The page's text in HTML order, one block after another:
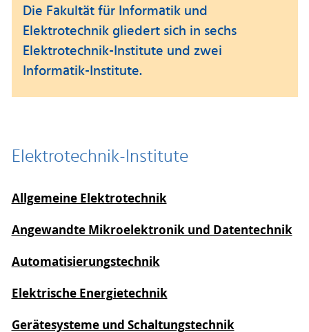
Die Fakultät für Informatik und
Elektrotechnik gliedert sich in sechs
Elektrotechnik-Institute und zwei
Informatik-Institute.
Elektrotechnik-Institute
Allgemeine Elektrotechnik
Angewandte Mikroelektronik und Datentechnik
Automatisierungstechnik
Elektrische Energietechnik
Gerätesysteme und Schaltungstechnik